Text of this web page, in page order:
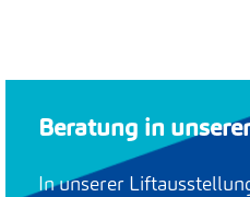
Beratung in
In unserer